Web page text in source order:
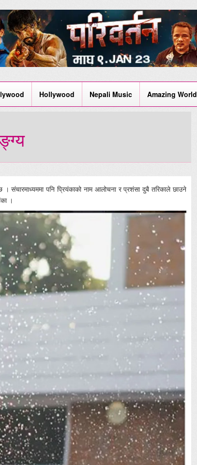
Hollywood Nepali Music Amazing World
। संचारमाध्यममा पनि प्रियंकाको नाम आलोचना र प्रशंसा दुबै तरिकाले छाउने
।